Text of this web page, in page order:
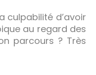
culpabilité d’avoir
au regard des
parcours ? Très